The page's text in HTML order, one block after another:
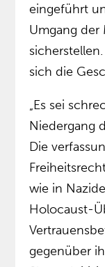
eingeführt
Umgang der
sich die
„Es sei
Niedergang
Die
wie in
Holocaust-
gegenüber